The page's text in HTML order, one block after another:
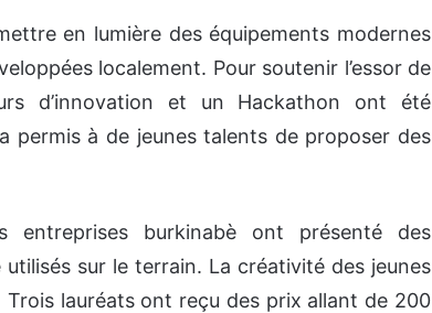
en lumière des équipements modernes
localement. Pour soutenir l’essor de
d’innovation et un Hackathon ont été
permis à de jeunes talents de proposer des
burkinabè ont présenté des
sur le terrain. La créativité des jeunes
lauréats ont reçu des prix allant de 200